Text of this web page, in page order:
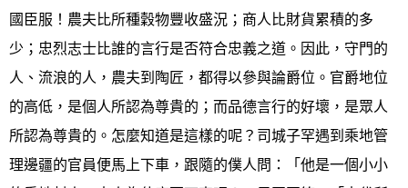
國臣服！農夫比所種穀物豐收盛況；商人比財貨累積的多
少；忠烈志士比誰的言行是否符合忠義之道。因此，守門的
人、流浪的人，農夫到陶匠，都得以參與論爵位。官爵地位
的高低，是個人所認為尊貴的；而品德言行的好壞，是眾人
所認為尊貴的。怎麼知道是這樣的呢？司城子罕遇到乘地管
理邊疆的官員便馬上下車，跟隨的僕人問：「他是一個小小